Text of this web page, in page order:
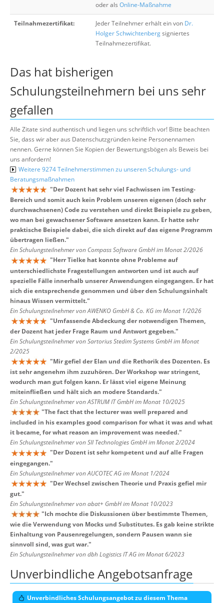
oder als Online-Maßnahme
Teilnahmezertifikat: Jeder Teilnehmer erhält ein von Dr.
Holger Schwichtenbergsigniertes
Teilnahmezertifikat.
Das hat bisherigen
Schulungsteilnehmern bei uns sehr
gefallen
Alle Zitate sind authentisch und liegen uns schriftlich vor! Bitte beachten
Sie, dass wir aber aus Datenschutzgründen keine Personennamen
nennen. Gerne können Sie Kopien der Bewertungsbögen als Beweis bei
uns anfordern!
Weitere 9274 Teilnehmerstimmen zu unseren Schulungs- und
Beratungsmaßnahmen
"Der Dozent hat sehr viel Fachwissen im Testing-
Bereich und somit auch kein Problem unseren eigenen (doch sehr
durchwachsenen) Code zu verstehen und direkt Beispiele zu geben,
wo man bei gewachsener Software ansetzen kann. Er hatte sehr
praktische Beispiele dabei, die sich direkt auf das eigene Programm
übertragen ließen."
Ein Schulungsteilnehmer von Compass Software GmbH im Monat 2/2026
"Herr Tielke hat konnte ohne Probleme auf
unterschiedlichste Fragestellungen antworten und ist auch auf
spezielle Fälle innerhalb unserer Anwendungen eingegangen. Er hat
sich die entsprechende genommen und über den Schulungsinhalt
hinaus Wissen vermittelt."
Ein Schulungsteilnehmer von AWENKO GmbH & Co. KG im Monat 1/2026
"Umfassende Abdeckung der notwendigen Themen,
der Dozent hat jeder Frage Raum und Antwort gegeben."
Ein Schulungsteilnehmer von Sartorius Stedim Systems GmbH im Monat
2/2025
"Mir gefiel der Elan und die Rethorik des Dozenten. Es
ist sehr angenehm ihm zuzuhören. Der Workshop war stringent,
wodurch man gut folgen kann. Er lässt viel eigene Meinung
miteinfließen und hält sich an modere Standards."
Ein Schulungsteilnehmer von ASTRUM IT GmbH im Monat 10/2025
"The fact that the lecturer was well prepared and
included in his examples good comparison for what it was and what
it became, for what reason an improvement was needed."
Ein Schulungsteilnehmer von SII Technologies GmbH im Monat 2/2024
"Der Dozent ist sehr kompetent und auf alle Fragen
eingegangen."
Ein Schulungsteilnehmer von AUCOTEC AG im Monat 1/2024
"Der Wechsel zwischen Theorie und Praxis gefiel mir
gut."
Ein Schulungsteilnehmer von abat+ GmbH im Monat 10/2023
"Ich mochte die Diskussionen über bestimmte Themen,
wie die Verwendung von Mocks und Substitutes. Es gab keine strikte
Einhaltung von Pausenregelungen, sondern Pausen wann sie
sinnvoll sind, was gut war."
Ein Schulungsteilnehmer von dbh Logistics IT AG im Monat 6/2023
Unverbindliche Angebotsanfrage
Unverbindliches Schulungsangebot zu diesem Thema